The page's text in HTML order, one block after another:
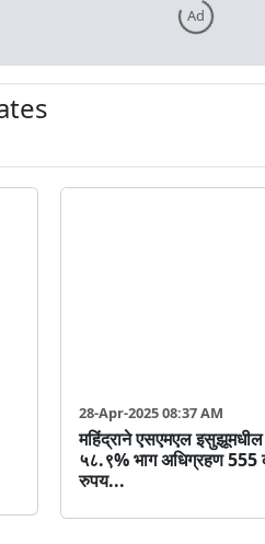
Ad
28-Apr-2025 08:37 AM
महिंद्राने एसएमएल इसुझूमधील
५८.९% भाग अधिग्रहण 555
रुपय...